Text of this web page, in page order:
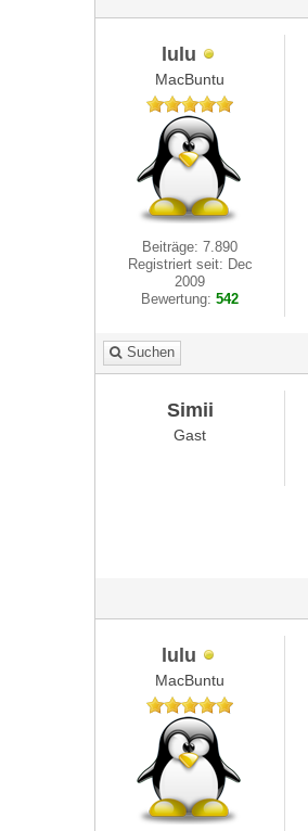
lulu
MacBuntu
Beiträge: 7.890
Registriert seit: Dec
2009
Bewertung:542
Suchen
Simii
Gast
lulu
MacBuntu